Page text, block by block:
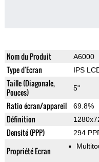
Nom du Produit A6000
Type d'Ecran IPS
Taille (Diagonale,
Pouces)
5"
Ratio écran/appareil 69.8%
Définition
Densité (PPP) 294
Propriété Ecran